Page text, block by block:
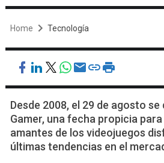
Home Tecnología
Desde 2008, el 29 de agosto se
Gamer, una fecha propicia
amantes de los videojuegos
últimas tendencias en el